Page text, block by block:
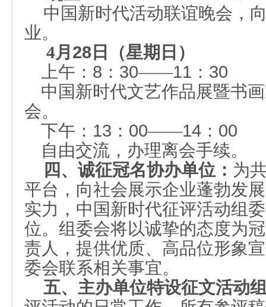
中国新时代活动联谊晚会，
业。
4月 28 日（星期日）
上午： 8 ： 30——11 ： 30
中国新时代文艺作品展暨书
会。
下午： 13 ： 00——14 ： 00
自由交流，办理离会手续。
四、诚征冠名协办单位： 为
平台，向社会展示企业蓬勃发
实力，中国新时代征评活动组
位。组委会将以诚挚的态度为
责人，提供优质、高品位形象
委会联系相关事宜。
五、 主办单位特设征文活动